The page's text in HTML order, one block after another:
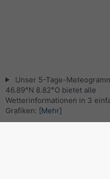
Unser 5-Tage-
46.89°N 8.82°O bietet alle
Wetterinformationen in 3
Grafiken: [Mehr]